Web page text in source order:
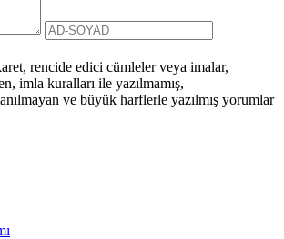
rencide edici cümleler veya imalar,
imla kuralları ile yazılmamış,
ve büyük harflerle yazılmış yorumlar